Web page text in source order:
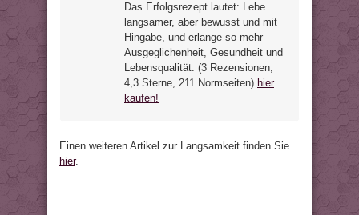
Das Erfolgsrezept lautet: Lebe
langsamer, aber bewusst und mit
Hingabe, und erlange so mehr
Ausgeglichenheit, Gesundheit und
Lebensqualität. (3 Rezensionen,
4,3 Sterne, 211 Normseiten) hier
kaufen!
Einen weiteren Artikel zur Langsamkeit finden Sie
hier.